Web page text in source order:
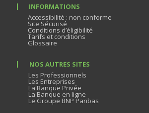
INFORMATIONS
Accessibilité : non conforme
Site Sécurisé
Conditions d’éligibilité
Tarifs et conditions
Glossaire
NOS AUTRES SITES
Les Professionnels
Les Entreprises
La Banque Privée
La Banque en ligne
Le Groupe BNP Paribas